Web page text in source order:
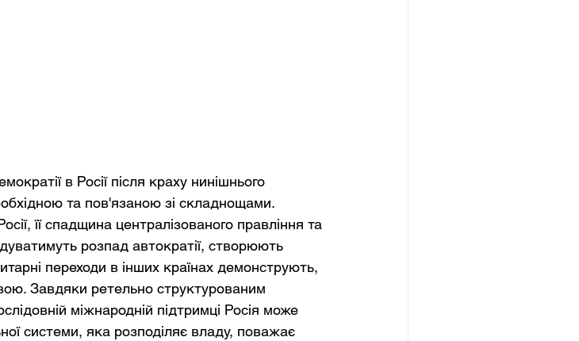
в Росії після краху нинішнього
та пов'язаною зі складнощами.
її спадщина централізованого правління та
розпад автократії, створюють
переходи в інших країнах демонструють,
Завдяки ретельно структурованим
міжнародній підтримці Росія може
системи, яка розподіляє владу, поважає